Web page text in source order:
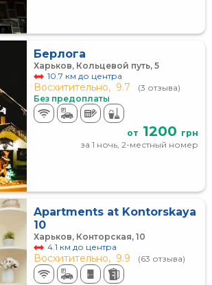
Берлога
Харьков, Кольцевой путь, 5
10.7 км до центра
Восхитительно, 9.7
(3 отзыва)
Без предоплаты
от 1200 грн
за 1 ночь, 2-местный номер
Apartments at Kontorskaya
10
Харьков, Конторская, 10
4.1 км до центра
Восхитительно, 9.9 (63 отзыва)